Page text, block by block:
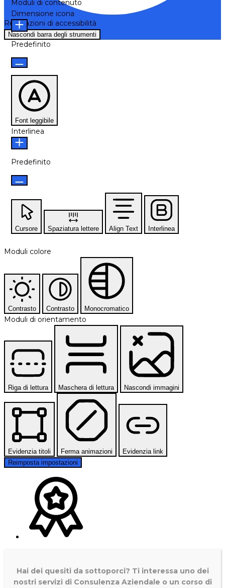
Regolazioni di accessibilità
Nascondi barra degli strumenti
Moduli di contenuto
Dimensione icona
Predefinito
Font leggibile
Interlinea
Predefinito
Cursore Spaziatura lettere Align Text Interlinea
Moduli colore
Contrasto Contrasto Monocromatico
Moduli di orientamento
Riga di lettura Maschera di lettura Nascondi immagini
Evidenzia titoli Ferma animazioni
Evidenzia link
Reimposta impostazioni
Hai dei quesiti da sottoporci? Ti interessa uno dei
nostri servizi di Consulenza Aziendale o un corso di